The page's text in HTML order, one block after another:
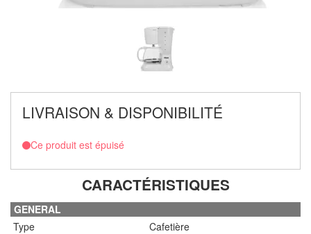
LIVRAISON & DISPONIBILITÉ
Ce produit est épuisé
CARACTÉRISTIQUES
GENERAL
Type
Cafetière